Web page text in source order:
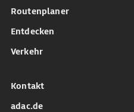
Routenplaner
Entdecken
Verkehr
Kontakt
adac.de